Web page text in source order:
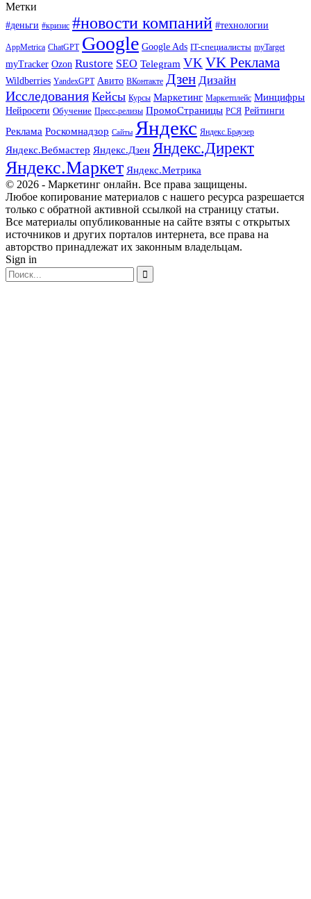
Метки
#деньги #кризис #новости компаний #технологии
AppMetrica ChatGPT Google Google Ads IT-специалисты myTarget
myTracker Ozon Rustore SEO Telegram VKVK Реклама
Wildberries YandexGPT Авито ВКонтакте Дзен Дизайн
Исследования Кейсы Курсы Маркетинг Маркетплейс Минцифры
Нейросети Обучение Пресс-релизы ПромоСтраницы РСЯ Рейтинги
Реклама Роскомнадзор Сайты Яндекс Яндекс.Браузер
Яндекс.Вебмастер Яндекс.Дзен Яндекс.Директ
Яндекс.Маркет Яндекс.Метрика
© 2026 - Маркетинг онлайн. Все права защищены.
Любое копирование материалов с нашего ресурса разрешается
только с обратной активной ссылкой на страницу статьи.
Все материалы опубликованные на сайте взяты с открытых
источников и других порталов интернета, все права на
авторство принадлежат их законным владельцам.
Sign in